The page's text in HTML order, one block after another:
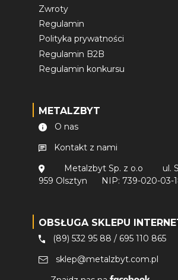
Zwroty
Regulamin
Polityka prywatności
Regulamin B2B
Regulamin konkursu
METALZBYT
O nas
Kontakt z nami
Metalzbyt Sp. z o.o
ul.
959 Olsztyn
NIP: 739-020-03-
OBSŁUGA SKLEPU
(89) 532 95 88 / 695 110 865
sklep@metalzbyt.com.pl